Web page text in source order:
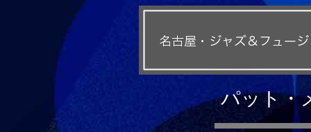
パット・